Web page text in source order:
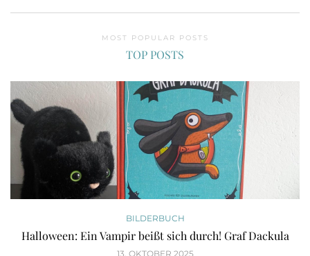
MOST POPULAR POSTS
TOP POSTS
BILDERBUCH
Halloween: Ein Vampir beißt sich durch! Graf Dackula
13. OKTOBER 2025